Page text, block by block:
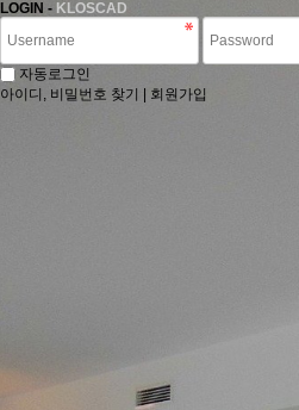
LOGIN - KLOSCAD
자동로그인
아이디, 비밀번호 찾기
회원가입